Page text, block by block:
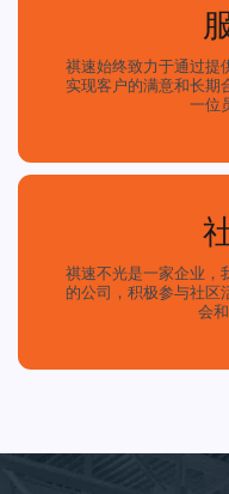
祺速始终致力于通过提
实现客户的满意和长期
一位
祺速不光是一家企业，
的公司，积极参与社区
会